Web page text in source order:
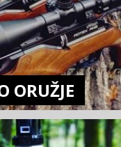
ORUŽJE